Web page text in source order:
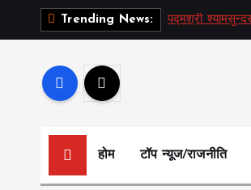
Trending News: पद्मश्री
होम टॉप न्यूज/राजनीति